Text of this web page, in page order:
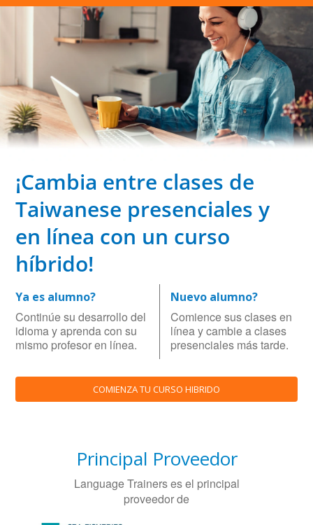
¡Cambia entre clases de
Taiwanese presenciales y
en línea con un curso
híbrido!
Ya es alumno?
Continúe su desarrollo del
idioma y aprenda con su
mismo profesor en línea.
Nuevo alumno?
Comience sus clases en
línea y cambie a clases
presenciales más tarde.
COMIENZA TU CURSO HIBRIDO
Principal Proveedor
Language Trainers es el principal
proveedor de